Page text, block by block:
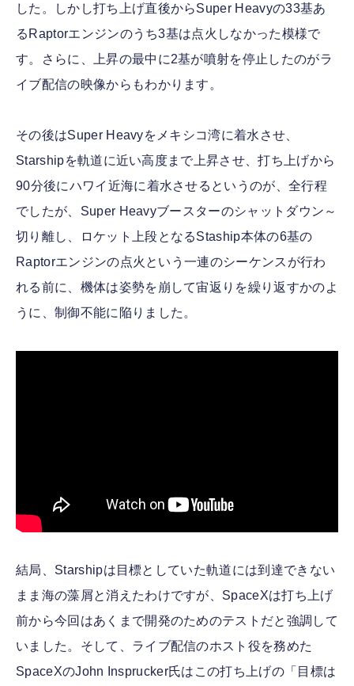
した。しかし打ち上げ直後からSuper Heavyの33基あ
るRaptorエンジンのうち3基は点火しなかった模様で
す。さらに、上昇の最中に2基が噴射を停止したのがラ
イブ配信の映像からもわかります。
その後はSuper Heavyをメキシコ湾に着水させ、
Starshipを軌道に近い高度まで上昇させ、打ち上げから
90分後にハワイ近海に着水させるというのが、全行程
でしたが、Super Heavyブースターのシャットダウン～
切り離し、ロケット上段となるStaship本体の6基の
Raptorエンジンの点火という一連のシーケンスが行わ
れる前に、機体は姿勢を崩して宙返りを繰り返すかのよ
うに、制御不能に陥りました。
結局、Starshipは目標としていた軌道には到達できない
まま海の藻屑と消えたわけですが、SpaceXは打ち上げ
前から今回はあくまで開発のためのテストだと強調して
いました。そして、ライブ配信のホスト役を務めた
SpaceXのJohn Insprucker氏はこの打ち上げの「目標は